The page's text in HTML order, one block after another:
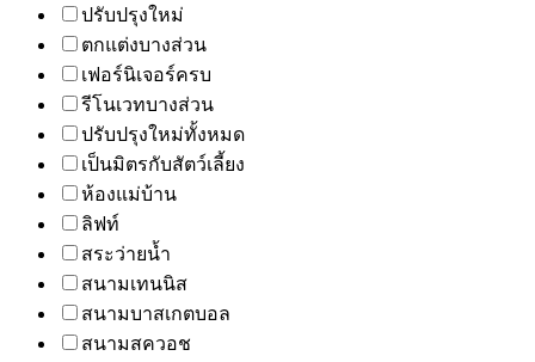
ปรับปรุงใหม่
ตกแต่งบางส่วน
เฟอร์นิเจอร์ครบ
รีโนเวทบางส่วน
ปรับปรุงใหม่ทั้งหมด
เป็นมิตรกับสัตว์เลี้ยง
ห้องแม่บ้าน
ลิฟท์
สระว่ายน้ำ
สนามเทนนิส
สนามบาสเกตบอล
สนามสควอช